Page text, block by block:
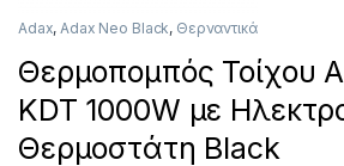
Adax,Adax Neo Black, Θερναντικά
Θερμοπομπός Τοίχου
KDT 1000W με
Θερμοστάτη Black